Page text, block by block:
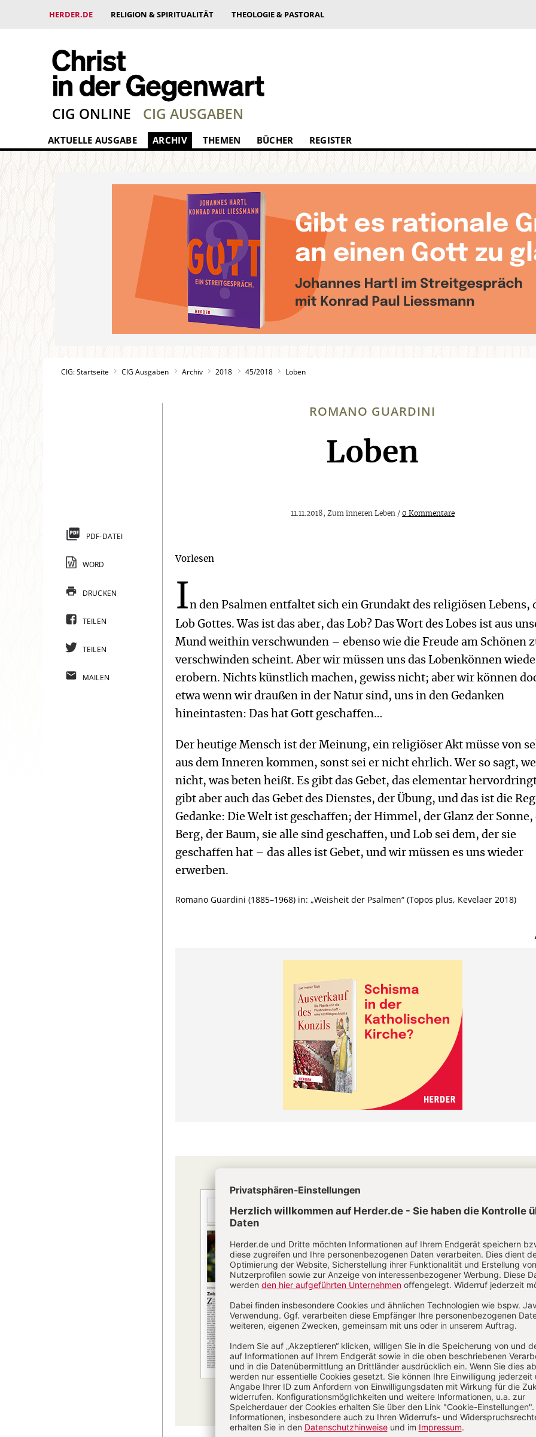
HERDER.DE RELIGION & SPIRITUALITÄT THEOLOGIE & PASTORAL
CIG ONLINE CIG AUSGABEN
AKTUELLE AUSGABE ARCHIV THEMEN BÜCHER REGISTER
CIG: Startseite CIG Ausgaben Archiv 2018 45/2018 Loben
ROMANO GUARDINI
:
Loben
11.11.2018, Zum inneren Leben / 0 Kommentare
Vorlesen
In den Psalmen entfaltet sich ein Grundakt des religiösen Lebens,
Lob Gottes. Was ist das aber, das Lob? Das Wort des Lobes ist aus
Mund weithin verschwunden – ebenso wie die Freude am Schönen
verschwinden scheint. Aber wir müssen uns das Lobenkönnen
erobern. Nichts künstlich machen, gewiss nicht; aber wir können
etwa wenn wir draußen in der Natur sind, uns in den Gedanken
hineintasten: Das hat Gott geschaffen…
Der heutige Mensch ist der Meinung, ein religiöser Akt müsse von
aus dem Inneren kommen, sonst sei er nicht ehrlich. Wer so sagt,
nicht, was beten heißt. Es gibt das Gebet, das elementar
gibt aber auch das Gebet des Dienstes, der Übung, und das ist die
Gedanke: Die Welt ist geschaffen; der Himmel, der Glanz der Sonne,
Berg, der Baum, sie alle sind geschaffen, und Lob sei dem, der sie
geschaffen hat – das alles ist Gebet, und wir müssen es uns wieder
erwerben.
Romano Guardini (1885–1968) in: „Weisheit der Psalmen“ (Topos plus, Kevelaer 2018)
CHRIST IN DER GEGENWART IM ABO
Nachrichten und Berichte über aktuelle
Ereignisse aus christlicher Perspektive,
Analysen geistiger, politischer und
religiöser Entwicklungen sowie
Zum Kennenlernen: 4 Wochen gratis
Jetzt gratis testen
PDF-DATEI
WORD
DRUCKEN
TEILEN
TEILEN
MAILEN